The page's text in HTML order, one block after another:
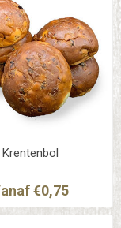
Krentenbol
€0,75